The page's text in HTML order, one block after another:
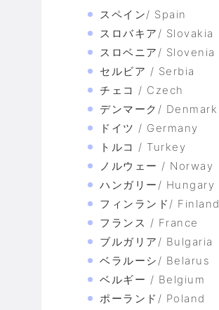
スペイン/ Spain
スロバキア/ Slovakia
スロベニア/ Slovenia
セルビア / Serbia
チェコ / Czech
デンマーク/ Denmark
ドイツ / Germany
トルコ / Turkey
ノルウェー / Norway
ハンガリー/ Hungary
フィンランド/ Finland
フランス / France
ブルガリア/ Bulgaria
ベラルーシ/ Belarus
ベルギー / Belgium
ポーランド/ Poland